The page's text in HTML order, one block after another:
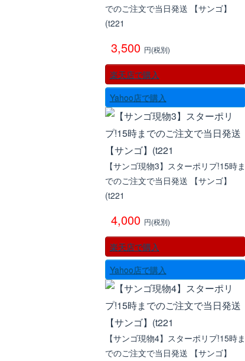
でのご注文で当日発送 【サンゴ】
(t221
3,500 円(税別)
楽天店で購入
Yahoo店で購入
【サンゴ現物3】スターポリプ!15時ま
でのご注文で当日発送 【サンゴ】
(t221
4,000 円(税別)
楽天店で購入
Yahoo店で購入
【サンゴ現物4】スターポリプ!15時ま
でのご注文で当日発送 【サンゴ】